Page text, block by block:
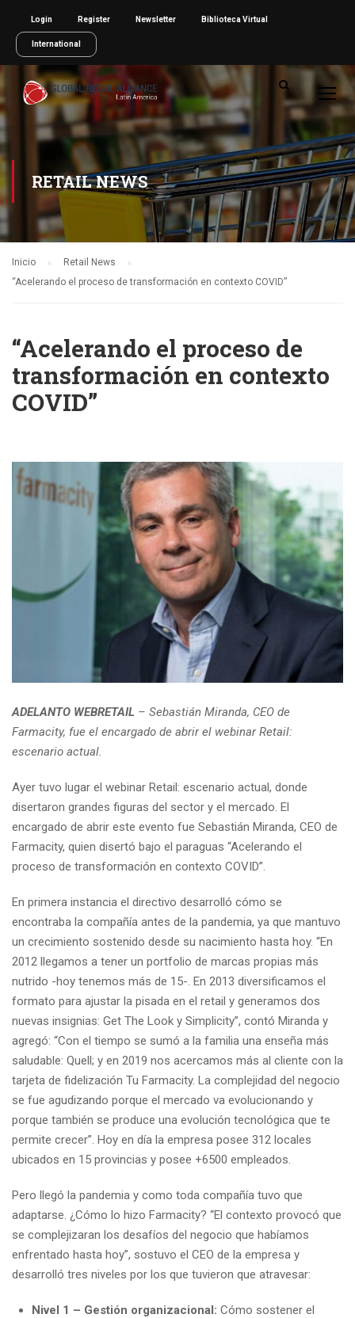
Login Register Newsletter Biblioteca Virtual
International
RETAIL NEWS
Inicio
Retail News
“Acelerando el proceso de transformación en contexto COVID”
“Acelerando el proceso de
transformación en contexto
COVID”
ADELANTO WEBRETAIL – Sebastián Miranda, CEO de
Farmacity, fue el encargado de abrir el webinar Retail:
escenario actual.
Ayer tuvo lugar el webinar Retail: escenario actual, donde
disertaron grandes figuras del sector y el mercado. El
encargado de abrir este evento fue Sebastián Miranda, CEO de
Farmacity, quien disertó bajo el paraguas “Acelerando el
proceso de transformación en contexto COVID”.
En primera instancia el directivo desarrolló cómo se
encontraba la compañía antes de la pandemia, ya que mantuvo
un crecimiento sostenido desde su nacimiento hasta hoy. “En
2012 llegamos a tener un portfolio de marcas propias más
nutrido -hoy tenemos más de 15-. En 2013 diversificamos el
formato para ajustar la pisada en el retail y generamos dos
nuevas insignias: Get The Look y Simplicity”, contó Miranda y
agregó: “Con el tiempo se sumó a la familia una enseña más
saludable: Quell; y en 2019 nos acercamos más al cliente con la
tarjeta de fidelización Tu Farmacity. La complejidad del negocio
se fue agudizando porque el mercado va evolucionando y
porque también se produce una evolución tecnológica que te
permite crecer”. Hoy en día la empresa posee 312 locales
ubicados en 15 provincias y posee +6500 empleados.
Pero llegó la pandemia y como toda compañía tuvo que
adaptarse. ¿Cómo lo hizo Farmacity? “El contexto provocó que
se complejizaran los desafíos del negocio que habíamos
enfrentado hasta hoy”, sostuvo el CEO de la empresa y
desarrolló tres niveles por los que tuvieron que atravesar:
Nivel 1 – Gestión organizacional: Cómo sostener el